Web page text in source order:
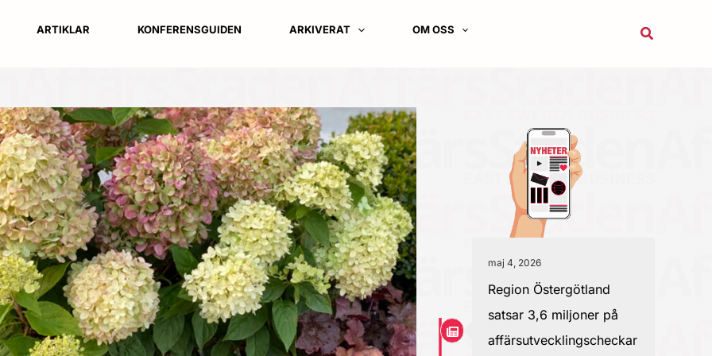
ARTIKLAR KONFERENSGUIDEN ARKIVERAT OM OSS Sök
maj 4, 2026
Region Östergötland
satsar 3,6 miljoner på
affärsutvecklingscheckar